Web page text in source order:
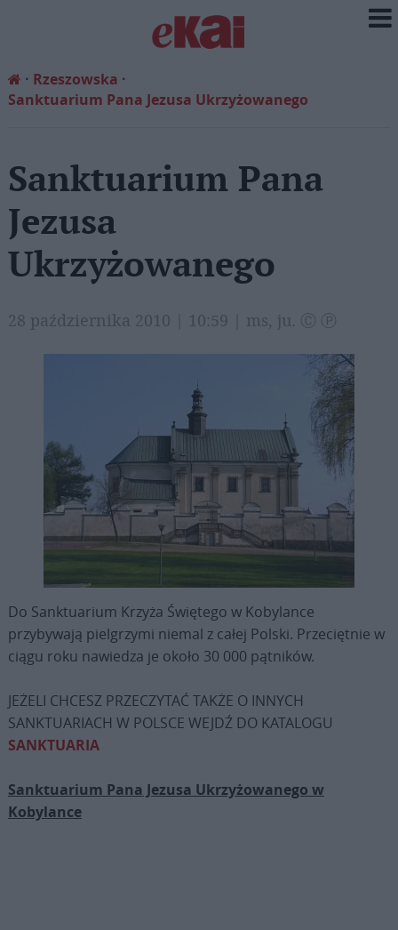
Rzeszowska
Sanktuarium Pana Jezusa Ukrzyżowanego
Sanktuarium Pana
Jezusa
Ukrzyżowanego
28 października 2010 | 10:59 | ms, ju. Ⓒ Ⓟ
Do Sanktuarium Krzyża Świętego w Kobylance
przybywają pielgrzymi niemal z całej Polski. Przeciętnie w
ciągu roku nawiedza je około 30 000 pątników.
JEŻELI CHCESZ PRZECZYTAĆ TAKŻE O INNYCH
SANKTUARIACH W POLSCE WEJDŹ DO KATALOGU
SANKTUARIA
Sanktuarium Pana Jezusa Ukrzyżowanego w
Kobylance